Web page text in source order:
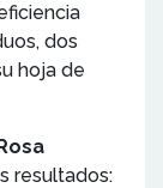
dos
hoja de
resultados: